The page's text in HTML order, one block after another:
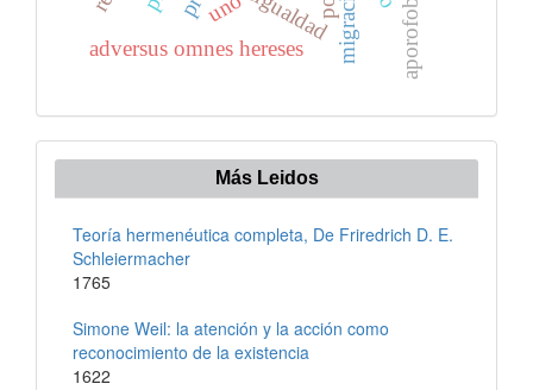
adversus omnes hereses aporofobia
migración
Más Leidos
Teoría hermenéutica completa, De Friredrich D. E.
Schleiermacher
1765
Simone Weil: la atención y la acción como
reconocimiento de la existencia
1622